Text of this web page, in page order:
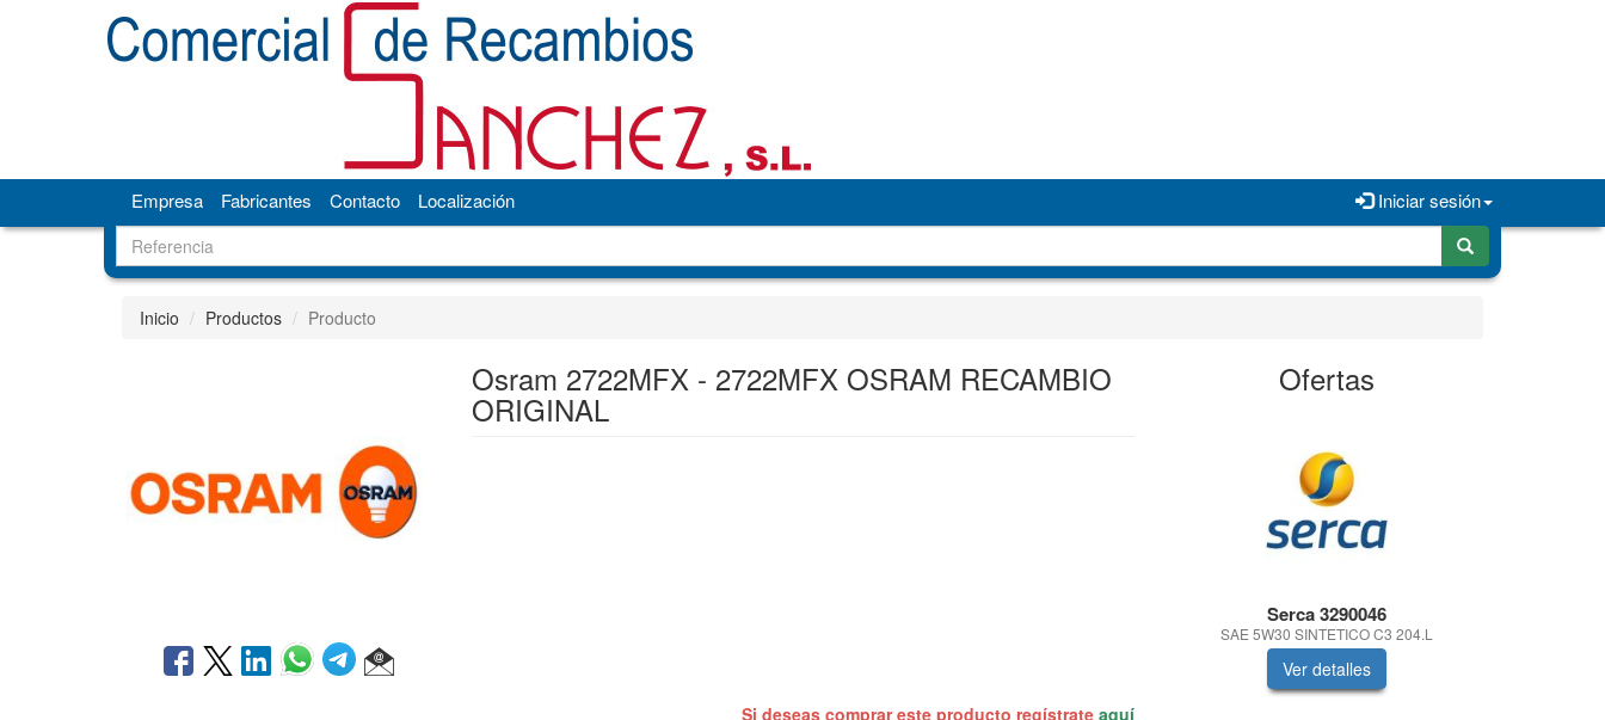
Iniciar sesión
Empresa Fabricantes Contacto Localización
Inicio Productos Producto
Osram 2722MFX - 2722MFX OSRAM RECAMBIO
ORIGINAL
Si deseas comprar este producto regístrate aquí
Ofertas
Serca 3290046
SAE 5W30 SINTETICO C3 204.L
Ver detalles